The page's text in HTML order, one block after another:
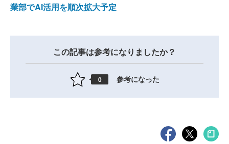
業部でAI活用を順次拡大予定
この記事は参考になりましたか？
0 参考になった